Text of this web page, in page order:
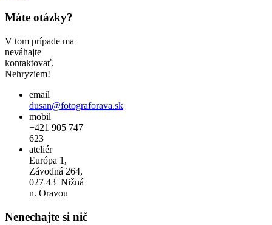
Máte otázky?
V tom prípade ma
neváhajte
kontaktovať.
Nehryziem!
email
dusan@fotograforava.sk
mobil
+421 905 747
623
ateliér
Európa 1,
Závodná 264,
027 43 Nižná
n. Oravou
Nenechajte si nič